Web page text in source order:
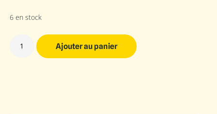
6 en stock
Ajouter au panier